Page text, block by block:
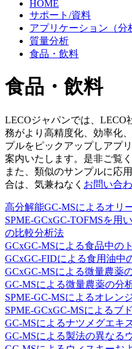
HOME
サポート/資料
アプリケーション（分
質量分析
食品・飲料
食品・飲料
LECOジャパンでは、LECO
務がより高精度化、効率化
プルをピックアップしアプ
案内いたします。是非ご覧く
また、類似のサンプルに応
合は、気兼ねなく お問い合
高分解能GC-MSによるオリ
SPME-GCxGC-TOFMSを用
の比較分析法
GCxGC-MSによる食品中の
GCxGC-FIDによる食用油中
GCxGC-MSによる微量農薬
GC-MSによる微量農薬の分
SPME-GC-MSによるオレン
SPME-GCxGC-MSによるブ
GC-MSによるナツメグエキ
GC-MSによる製法の異なる